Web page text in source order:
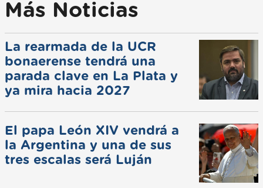
Más Noticias
La rearmada de la UCR
bonaerense tendrá una
parada clave en La Plata y
ya mira hacia 2027
El papa León XIV vendrá a
la Argentina y una de sus
tres escalas será Luján